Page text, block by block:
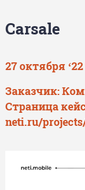
Carsale
27 октября ‘22
Заказчик:
Страница
neti.ru/